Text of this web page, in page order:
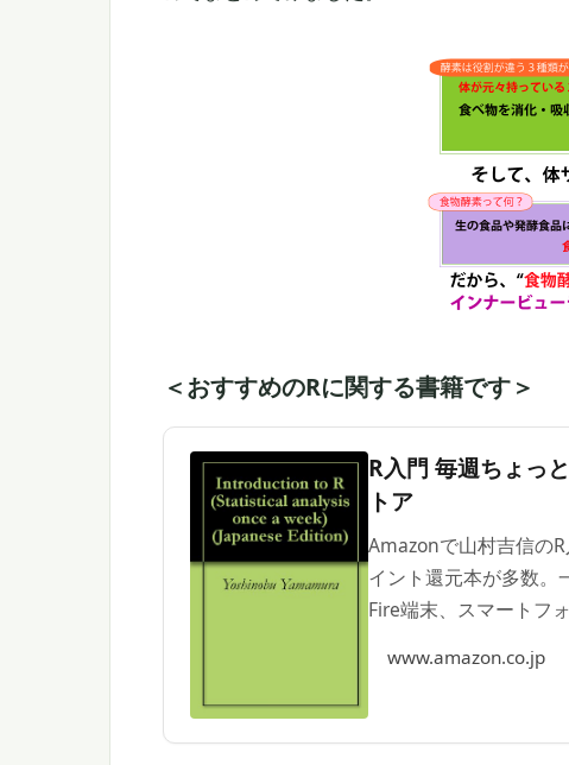
＜おすすめのRに関する書籍です＞
R入門 毎週ちょっ
トア
Amazonで山村吉信の
イント還元本が多数。
Fire端末、スマートフ
www.amazon.co.jp